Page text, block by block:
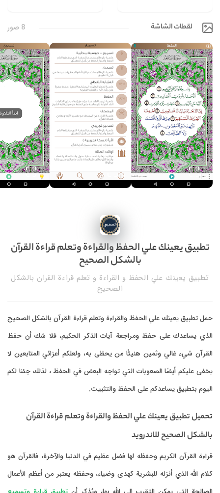
لقطات الشاشة 8 صور
تطبيق يعينك علي الحفظ والقراءة وتعلم قراءة القرآن
بالشكل الصحيح
تطبيق يعينك علي الحفظ و القراءة و تعلم قراءة القران بالشكل
الصحيح
حمل تطبيق يعينك علي الحفظ والقراءة وتعلم قراءة القرآن بالشكل الصحيح
الذي يساعدك على حفظ ومراجعة آيات الذكر الحكيم، فلا شك أن حفظ
القرآن شيء غالي وثمين هنيئًا من يحظى به، ولعلكم أعزائي المتابعين لا
يخفى عليكم أيضًا الصعوبات التي تواجه البعض في الحفظ ، لذلك جئنا لكم
اليوم بتطبيق يساعدكم على الحفظ والتثبيت.
تحميل تطبيق يعينك علي الحفظ والقراءة وتعلم قراءة القرآن
بالشكل الصحيح للاندرويد
قراءة القرآن الكريم وحفظه لها فضل عظيم في الدنيا والآخرة، فالقرآن هو
كلام الله الذي أنزله للبشرية كهدى وضياء، وحفظه يعتبر من أعظم الأعمال